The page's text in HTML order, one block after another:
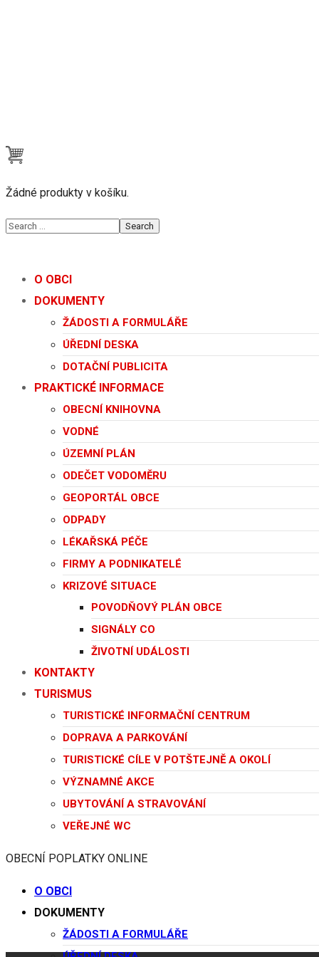
Žádné produkty v košíku.
O OBCI
DOKUMENTY
ŽÁDOSTI A FORMULÁŘE
ÚŘEDNÍ DESKA
DOTAČNÍ PUBLICITA
PRAKTICKÉ INFORMACE
OBECNÍ KNIHOVNA
VODNÉ
ÚZEMNÍ PLÁN
ODEČET VODOMĚRU
GEOPORTÁL OBCE
ODPADY
LÉKAŘSKÁ PÉČE
FIRMY A PODNIKATELÉ
KRIZOVÉ SITUACE
POVODŇOVÝ PLÁN OBCE
SIGNÁLY CO
ŽIVOTNÍ UDÁLOSTI
KONTAKTY
TURISMUS
TURISTICKÉ INFORMAČNÍ CENTRUM
DOPRAVA A PARKOVÁNÍ
TURISTICKÉ CÍLE V POTŠTEJNĚ A OKOLÍ
VÝZNAMNÉ AKCE
UBYTOVÁNÍ A STRAVOVÁNÍ
VEŘEJNÉ WC
OBECNÍ POPLATKY ONLINE
O OBCI
DOKUMENTY
ŽÁDOSTI A FORMULÁŘE